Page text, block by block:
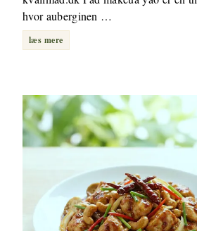
hvor auberginen …
læs mere